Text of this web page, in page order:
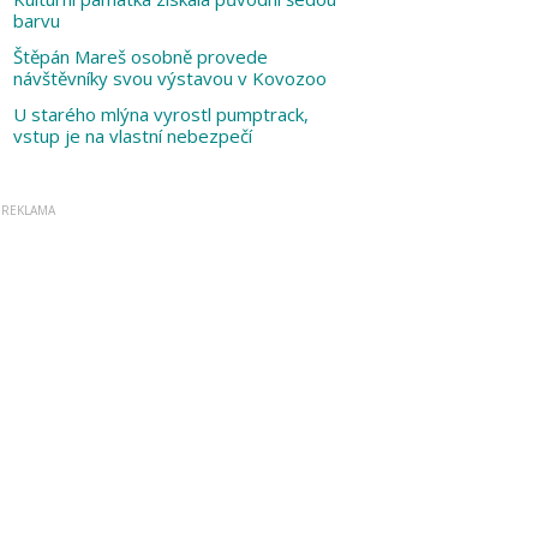
barvu
Štěpán Mareš osobně provede
návštěvníky svou výstavou v Kovozoo
U starého mlýna vyrostl pumptrack,
vstup je na vlastní nebezpečí